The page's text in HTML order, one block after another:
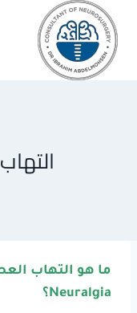
التجاوز
المحتوى
Neuralgia؟